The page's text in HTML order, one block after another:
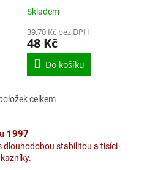
Skladem
39,70 Kč bez DPH
48 Kč
Do košíku
O
l
á
d
a
celkem
1997
dlouhodobou stabilitou a tisíci